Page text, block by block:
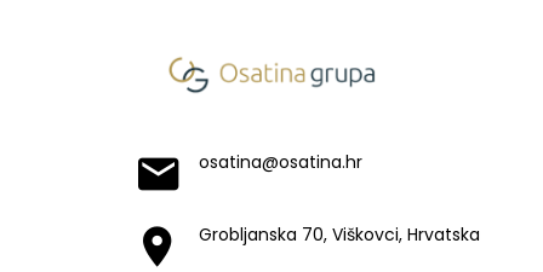
osatina@osatina.hr
Grobljanska 70, Viškovci, Hrvatska